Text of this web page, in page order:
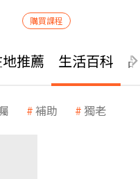
購買課程
推薦 生活百科
補助 獨老